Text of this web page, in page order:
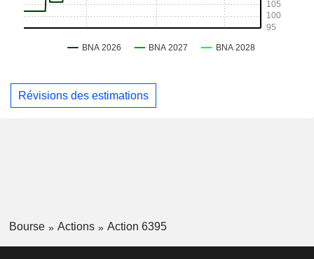
Révisions des estimations
Bourse Actions Action 6395